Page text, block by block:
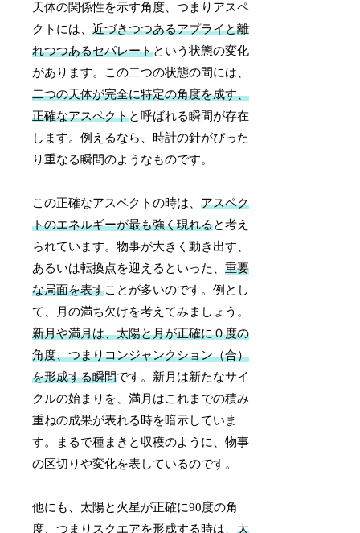
天体の関係性を示す角度、つまりアスペ
クトには、近づきつつあるアプライと離
れつつあるセパレートという状態の変化
があります。この二つの状態の間には、
二つの天体が完全に特定の角度を成す、
正確なアスペクトと呼ばれる瞬間が存在
します。例えるなら、時計の針がぴった
り重なる瞬間のようなものです。
この正確なアスペクトの時は、アスペク
トのエネルギーが最も強く現れると考え
られています。物事が大きく動き出す、
あるいは転換点を迎えるといった、重要
な局面を表すことが多いのです。例とし
て、月の満ち欠けを考えてみましょう。
新月や満月は、太陽と月が正確に０度の
角度、つまりコンジャンクション（合）
を形成する瞬間です。新月は新たなサイ
クルの始まりを、満月はこれまでの積み
重ねの成果が表れる時を暗示していま
す。まるで種まきと収穫のように、物事
の区切りや変化を表しているのです。
他にも、太陽と火星が正確に90度の角
度、つまりスクエアを形成する時は、大